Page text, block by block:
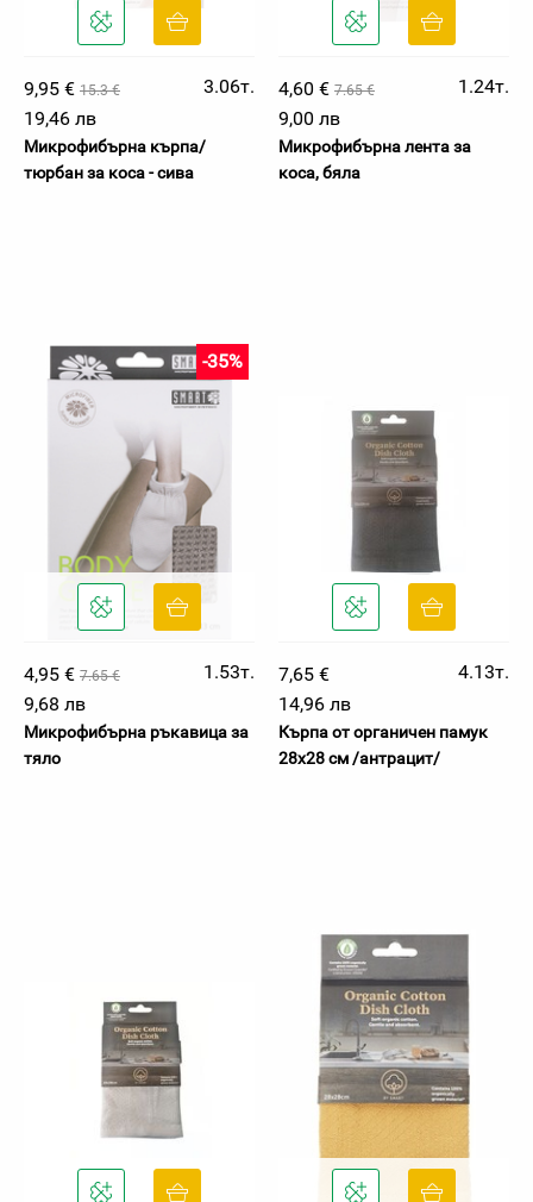
9,95 € 15.3 €
3.06т.
19,46 лв
Микрофибърна кърпа/
тюрбан за коса - сива
4,60 € 7.65 €
1.24т.
9,00 лв
Микрофибърна лента за
коса, бяла
4,95 € 7.65 €
-35%
1.53т.
9,68 лв
Микрофибърна ръкавица за
тяло
7,65 €
4.13т.
14,96 лв
Кърпа от органичен памук
28х28 см /антрацит/